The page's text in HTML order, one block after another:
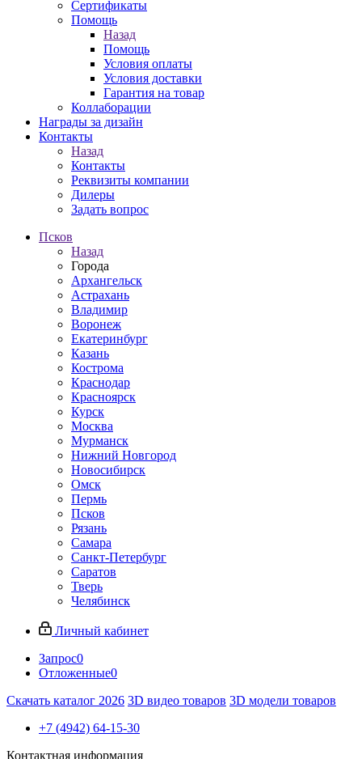
Сертификаты
Помощь
Назад
Помощь
Условия оплаты
Условия доставки
Гарантия на товар
Коллаборации
Награды за дизайн
Контакты
Назад
Контакты
Реквизиты компании
Дилеры
Задать вопрос
Псков
Назад
Города
Архангельск
Астрахань
Владимир
Воронеж
Екатеринбург
Казань
Кострома
Краснодар
Красноярск
Курск
Москва
Мурманск
Нижний Новгород
Новосибирск
Омск
Пермь
Псков
Рязань
Самара
Санкт-Петербург
Саратов
Тверь
Челябинск
Личный кабинет
Запрос0
Отложенные0
Скачать каталог 2026 3D видео товаров 3D модели товаров
+7 (4942) 64-15-30
Контактная информация